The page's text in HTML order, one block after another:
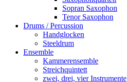
Sopran Saxophon
Tenor Saxophon
Drums / Percussion
Handglocken
Steeldrum
Ensemble
Kammerensemble
Streichquintett
zwei, drei, vier Instrumente